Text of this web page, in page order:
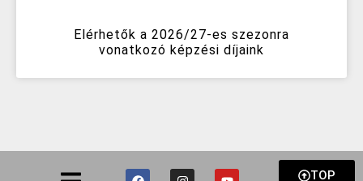
Elérhetők a 2026/27-es szezonra
vonatkozó képzési díjaink
TOP